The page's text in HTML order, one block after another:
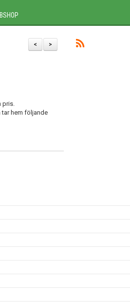
>
<
pris.
tar hem följande